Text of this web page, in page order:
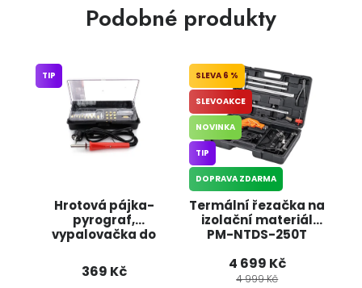
Podobné produkty
Hrotová pájka-
pyrograf,
vypalovačka do
nástavci, 23 dílů
KD10112 KRAFT&DELE
TIP
369 Kč
Termální řezačka na
izolační materiál
PM-NTDS-250T
6 %
SLEVOAKCE
NOVINKA
TIP
DOPRAVA ZDARMA
4 699 Kč
4 999 Kč